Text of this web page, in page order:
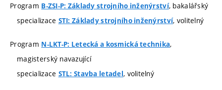
Program B-ZSI-P: Základy strojního inženýrství, bakalářský
specializace STI: Základy strojního inženýrství, volitelný
Program N-LKT-P: Letecká a kosmická technika,
magisterský navazující
specializace STL: Stavba letadel, volitelný